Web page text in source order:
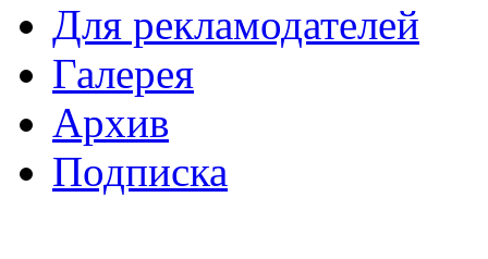
Для рекламодателей
Галерея
Архив
Подписка